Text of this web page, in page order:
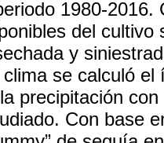
1980-2016.
del cultivo
y
clima se calculó
precipitación
Con base